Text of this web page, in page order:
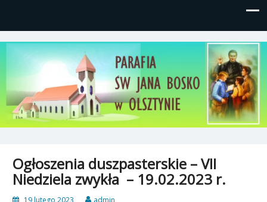
Parafia św, Jana Bosko w
Olsztynie
Gutkowo, ul. Żółkiewskiego 1
Ogłoszenia duszpasterskie – VII
Niedziela zwykła – 19.02.2023 r.
19 lutego 2023 admin